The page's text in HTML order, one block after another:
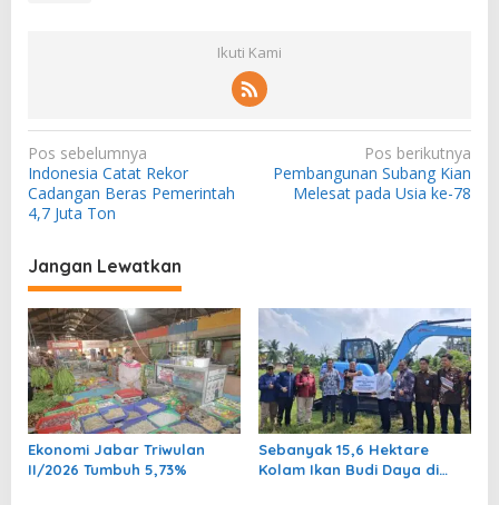
Ikuti Kami
N
a
v
g
a
s
i
p
o
s
Pos sebelumnya
Indonesia Catat Rekor
Cadangan Beras Pemerintah
4,7 Juta Ton
Pos berikutnya
Pembangunan Subang Kian
Melesat pada Usia ke-78
Jangan Lewatkan
Ekonomi Jabar Triwulan
II/2026 Tumbuh 5,73%
Sebanyak 15,6 Hektare
Kolam Ikan Budi Daya di